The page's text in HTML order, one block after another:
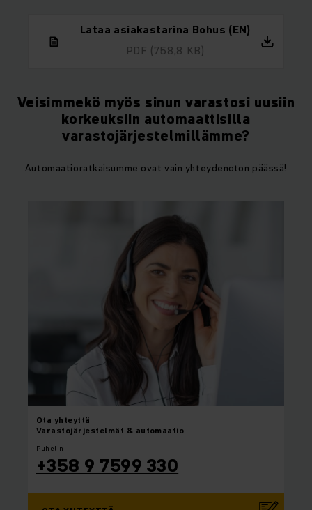
Lataa asiakastarina Bohus (EN)
PDF (758,8 KB)
Veisimmekö myös sinun varastosi uusiin
korkeuksiin automaattisilla
varastojärjestelmillämme?
Automaatioratkaisumme ovat vain yhteydenoton päässä!
Ota yhteyttä
Varastojärjestelmät & automaatio
Puhelin
+358 9 7599 330